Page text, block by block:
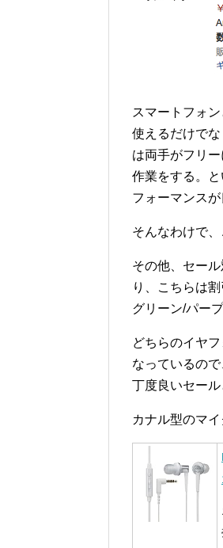
スマートフォ
使えるだけで
は両手がフリ
作業をする。
フォーマンスが
そんなわけで
その他、セー
り、こちらは
グリーン/パー
どちらのイヤ
なっているの
丁度良いセール
カナル型のマ